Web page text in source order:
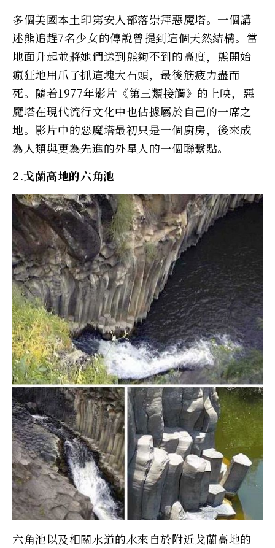
多個美國本土印第安人部落崇拜惡魔塔。一個講
述熊追趕7名少女的傳說曾提到這個天然結構。當
地面升起並將她們送到熊夠不到的高度，熊開始
瘋狂地用爪子抓這塊大石頭，最後筋疲力盡而
死。隨着1977年影片《第三類接觸》的上映，惡
魔塔在現代流行文化中也佔據屬於自己的一席之
地。影片中的惡魔塔最初只是一個廚房，後來成
為人類與更為先進的外星人的一個聯繫點。
2.戈蘭高地的六角池
六角池以及相關水道的水來自於附近戈蘭高地的